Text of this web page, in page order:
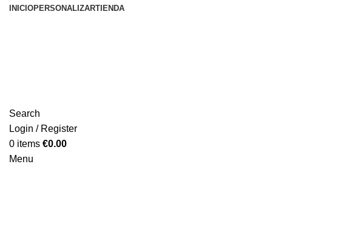
INICIOPERSONALIZARTIENDA
Search
Login / Register
0 items €0.00
Menu